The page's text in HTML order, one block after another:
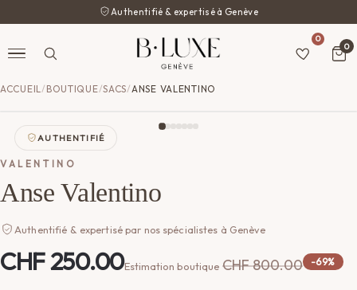
Authentifié & expertisé à Genève
0
0
ACCUEIL/ BOUTIQUE/SACS/ANSE VALENTINO
AUTHENTIFIÉ
VALENTINO
Anse Valentino
Authentifié & expertisé par nos spécialistes à Genève
CHF250.00Estimation boutique CHF800.00 -69%